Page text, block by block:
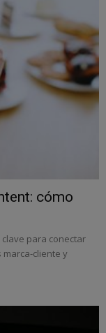
cómo
para conectar
cliente y